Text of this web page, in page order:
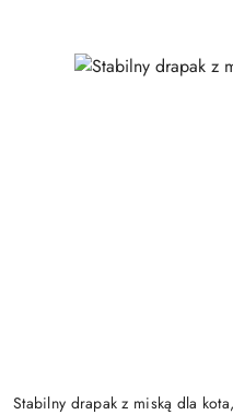
Stabilny drapak z miską dla